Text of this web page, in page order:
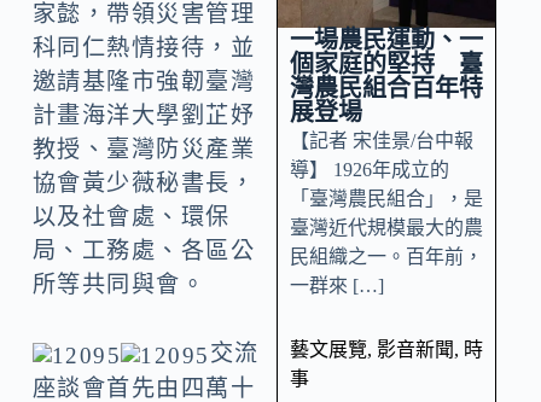
家懿，帶領災害管理
科同仁熱情接待，並
邀請基隆市強韌臺灣
計畫海洋大學劉芷妤
教授、臺灣防災產業
協會黃少薇秘書長，
以及社會處、環保
局、工務處、各區公
所等共同與會。
交流
座談會首先由四萬十
一場農民運動、一
個家庭的堅持 臺
灣農民組合百年特
展登場
【記者 宋佳景/台中報
導】 1926年成立的
「臺灣農民組合」，是
臺灣近代規模最大的農
民組織之一。百年前，
一群來 […]
藝文展覽, 影音新聞, 時
事